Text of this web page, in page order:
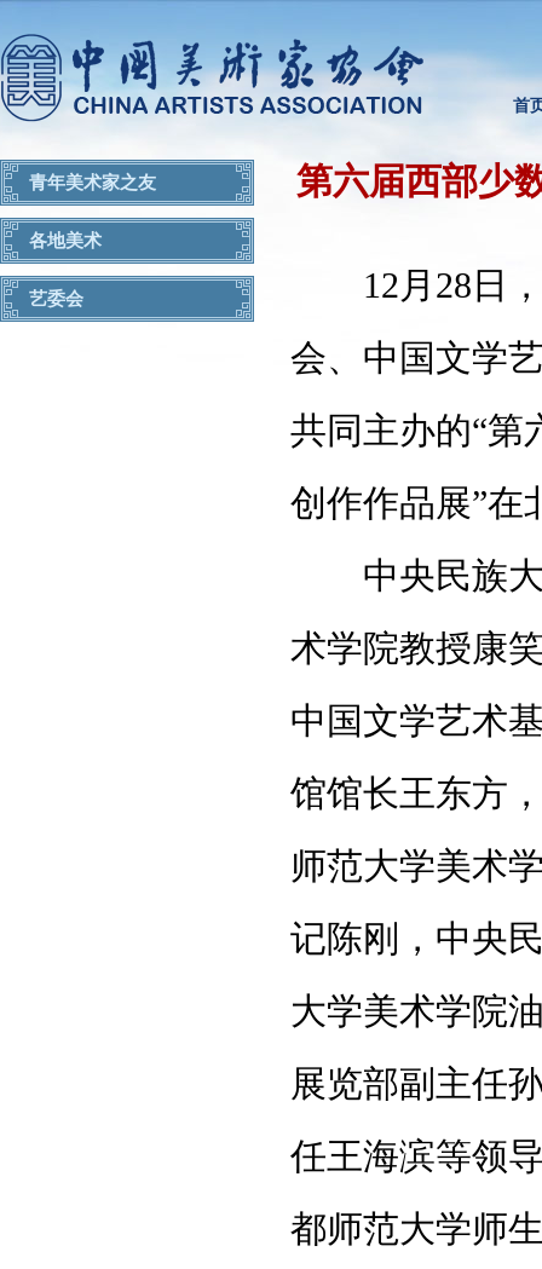
首
青年美术家之友
各地美术
艺委会
第六届西部少
12月28日，
会、中国文学
共同主办的“第
创作作品展”在
中央民族大
术学院教授康
中国文学艺术
馆馆长王东方
师范大学美术
记陈刚，中央
大学美术学院
展览部副主任
任王海滨等领
都师范大学师